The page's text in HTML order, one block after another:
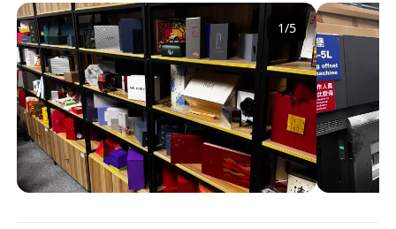
服務與製造於一體的私人股份有限公司。該公司的
業務範圍涵蓋了印刷及出版服務、印刷與包裝、文
具及辦公設備、營銷和公共關係、裝飾及工藝品和
設計服務。主要市場包括東歐、香港、北美洲、其
他亞洲國家、北歐及西歐。公司注重多樣性，提供
了多種類型的職位，例如正稿及輸出錫版員、紙品
條碼印刷生產部主管、高級工場助理和數碼印刷機
操作員等。展譽設計印刷有限公司以其全面的服務
和高質素產品，在行業中建立了良好的聲譽。
1/5